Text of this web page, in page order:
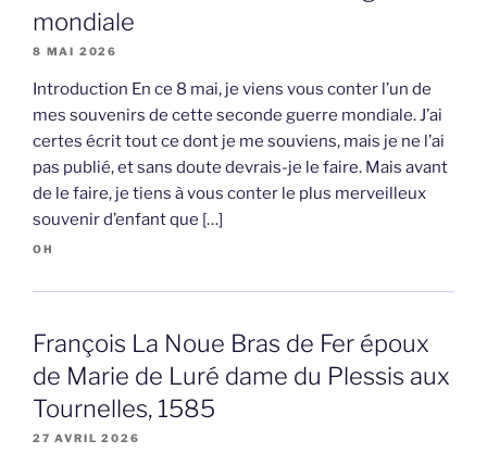
mondiale
8 MAI 2026
Introduction En ce 8 mai, je viens vous conter l’un de
mes souvenirs de cette seconde guerre mondiale. J’ai
certes écrit tout ce dont je me souviens, mais je ne l’ai
pas publié, et sans doute devrais-je le faire. Mais avant
de le faire, je tiens à vous conter le plus merveilleux
souvenir d’enfant que […]
OH
François La Noue Bras de Fer époux
de Marie de Luré dame du Plessis aux
Tournelles, 1585
27 AVRIL 2026